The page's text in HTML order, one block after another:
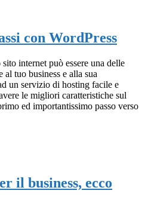
con WordPress
internet può essere una delle
tuo business e alla sua
un servizio di hosting facile e
le migliori caratteristiche sul
ed importantissimo passo verso
il business, ecco